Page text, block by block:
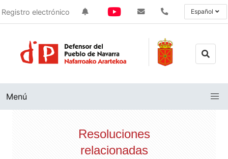
Registro electrónico Español
Menú
Resoluciones
relacionadas